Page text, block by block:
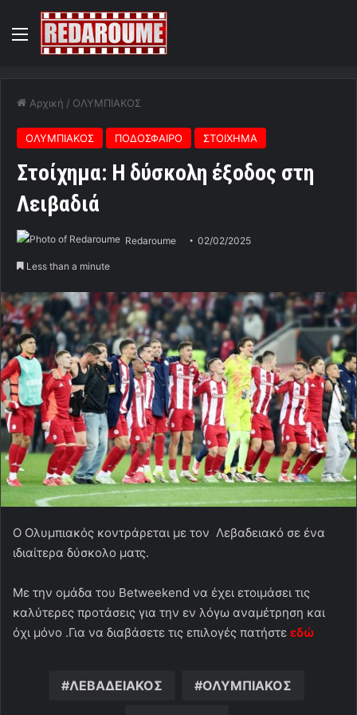
Menu
Αρχική / ΟΛΥΜΠΙΑΚΟΣ
ΟΛΥΜΠΙΑΚΟΣ ΠΟΔΟΣΦΑΙΡΟ ΣΤΟΙΧΗΜΑ
Στοίχημα: Η δύσκολη έξοδος στη
Λειβαδιά
Redaroume 02/02/2025
Less than a minute
Ο Ολυμπιακός κοντράρεται με τον Λεβαδειακό σε ένα
ιδιαίτερα δύσκολο ματς.
Με την ομάδα του Betweekend να έχει ετοιμάσει τις
καλύτερες προτάσεις για την εν λόγω αναμέτρηση και
όχι μόνο .Για να διαβάσετε τις επιλογές πατήστε εδώ
ΛΕΒΑΔΕΙΑΚΟΣ ΟΛΥΜΠΙΑΚΟΣ